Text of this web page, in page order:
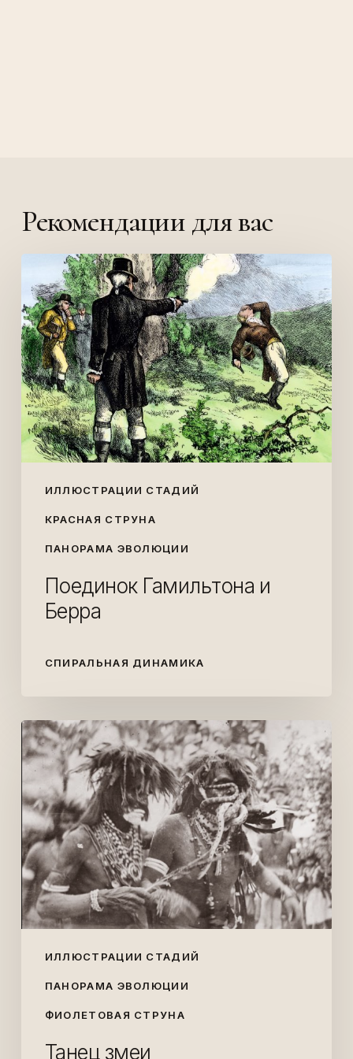
Рекомендации для вас
ИЛЛЮСТРАЦИИ СТАДИЙ
КРАСНАЯ СТРУНА
ПАНОРАМА ЭВОЛЮЦИИ
Поединок
Гамильтона
и
Берра
Поединок Гамильтона и
Берра
СПИРАЛЬНАЯ ДИНАМИКА
ИЛЛЮСТРАЦИИ СТАДИЙ
ПАНОРАМА ЭВОЛЮЦИИ
ФИОЛЕТОВАЯ СТРУНА
Танец
змеи
Танец змеи